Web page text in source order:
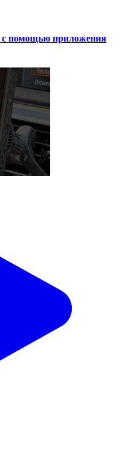
с помощью приложения